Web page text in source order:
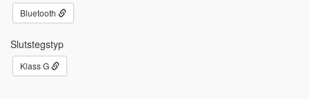
Bluetooth
Slutstegstyp
Klass G